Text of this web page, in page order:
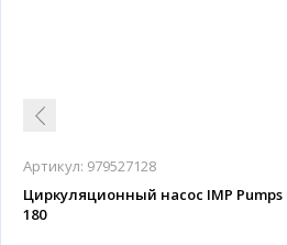
Артикул: 979527128
Циркуляционный насос IMP Pumps
180